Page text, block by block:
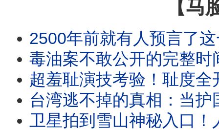
【马
2500年前就有人预言了这一切！直到
毒油案不敢公开的完整时间
超羞耻演技考验！耻度全
台湾逃不掉的真相：当护国神山遇
卫星拍到雪山神秘入口！人类不该找到这